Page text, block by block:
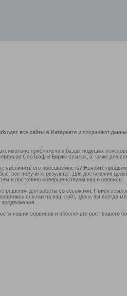
все сайты в Интернете и сохраняют
приближена к базам ведущих
СеоТраф и Бирже ссылок, а также для
увеличить его посещаемость? Начните
получите результат. Для достижения
и постоянно совершенствуем наши сервисы.
решения для работы со ссылками: Поиск
ссылки на ваш сайт, здесь вы всегда
наших сервисов и обеспечьте рост вашего